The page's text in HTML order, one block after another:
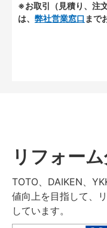
※お取引（見積り、注
は、 弊社営業窓口 まで
リフォー
TOTO、DAIKEN、
値向上を目指して、
しています。